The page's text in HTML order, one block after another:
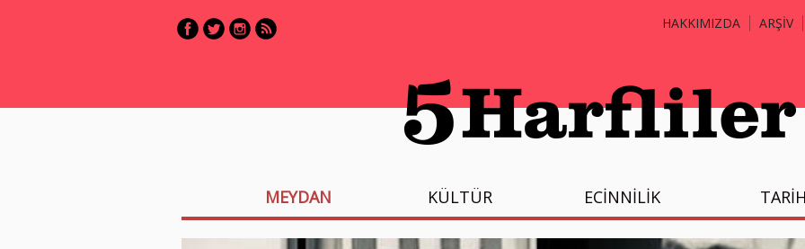
HAKKIMIZDA ARŞİV
MEYDAN KÜLTÜR ECİNNİLİK